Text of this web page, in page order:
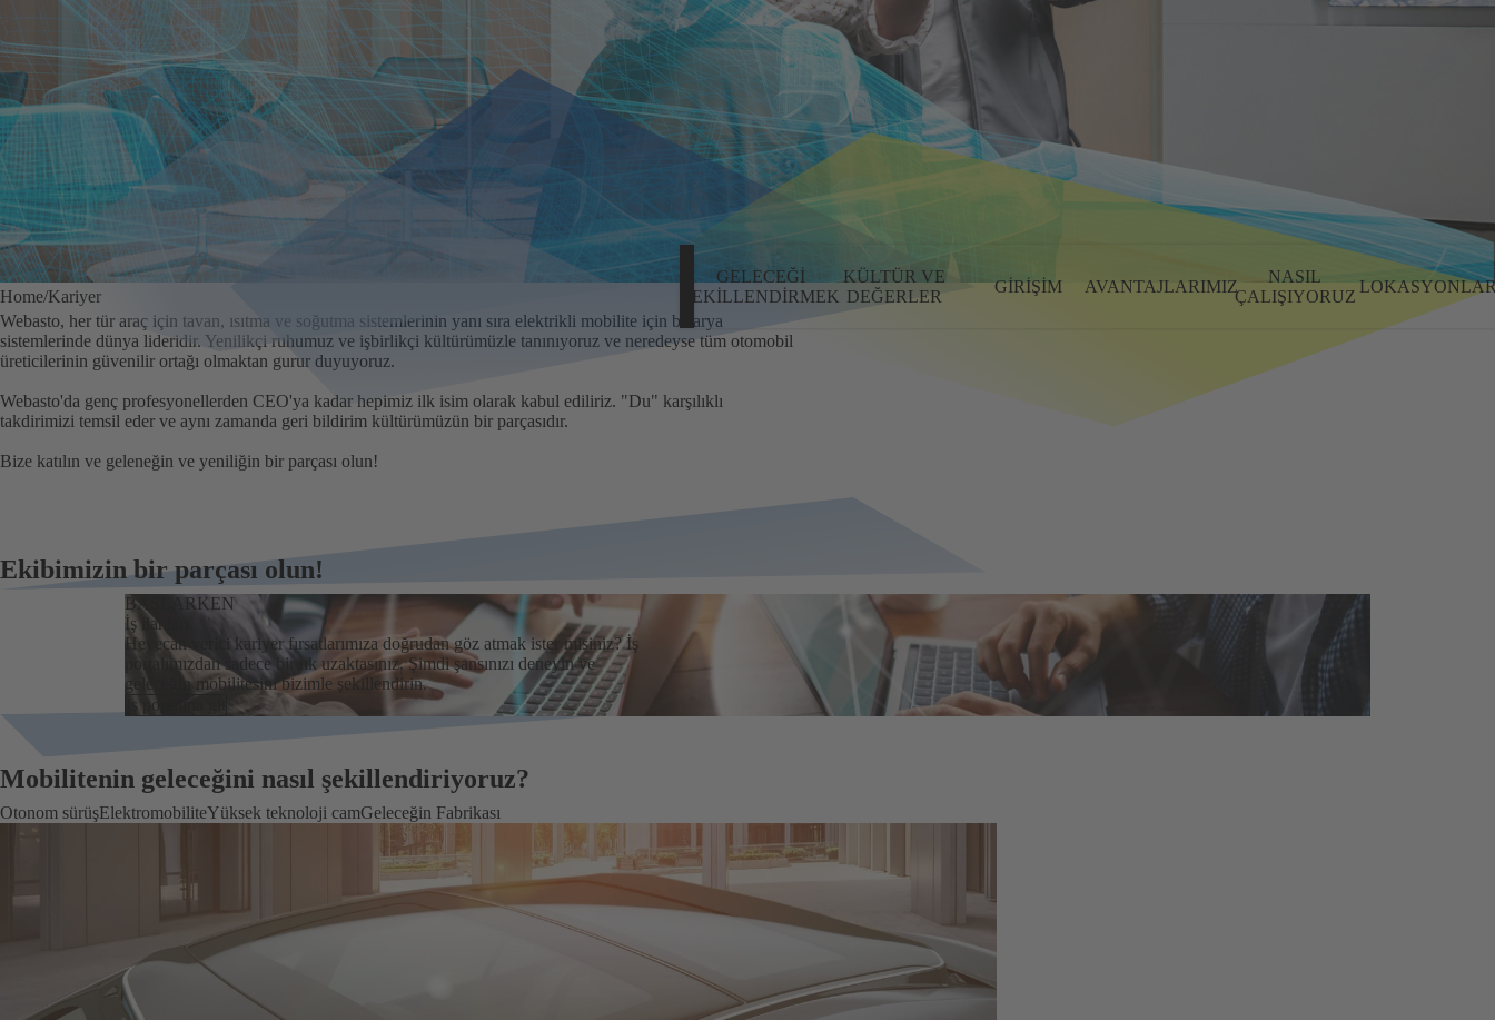
GELECEĞI
ŞEKILLENDIRMEK
KÜLTÜR VE
DEĞERLER
GIRIŞIM AVANTAJLARIMIZ
NASIL
ÇALIŞIYORUZ
Home Kariyer
Webasto, her tür araç için tavan, ısıtma ve soğutma sistemlerinin yanı sıra elektrikli mobilite için batarya
sistemlerinde dünya lideridir. Yenilikçi ruhumuz ve işbirlikçi kültürümüzle tanınıyoruz ve neredeyse tüm otomobil
üreticilerinin güvenilir ortağı olmaktan gurur duyuyoruz.
Webasto'da genç profesyonellerden CEO'ya kadar hepimiz ilk isim olarak kabul ediliriz. "Du" karşılıklı
takdirimizi temsil eder ve aynı zamanda geri bildirim kültürümüzün bir parçasıdır.
Bize katılın ve geleneğin ve yeniliğin bir parçası olun!
Ekibimizin bir parçası olun!
BAŞLARKEN
İş ilanları
Heyecan verici kariyer fırsatlarımıza doğrudan göz atmak ister misiniz? İş
portalımızdan sadece bir tık uzaktasınız. Şimdi şansınızı deneyin ve
geleceğin mobilitesini bizimle şekillendirin.
İş portalına git
Mobilitenin geleceğini nasıl şekillendiriyoruz?
Otonom sürüşElektromobiliteYüksek teknoloji camGeleceğin Fabrikası